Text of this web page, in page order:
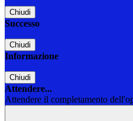
Chiudi
Successo
Chiudi
Informazione
Chiudi
Attendere...
Attendere il completamento